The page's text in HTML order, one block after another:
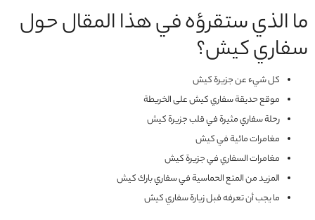
ما الذي ستقرؤه في هذا المقال حول
سفاري كيش؟
كل شيء عن جزيرة كيش
موقع حديقة سفاري كيش على الخريطة
رحلة سفاري مثيرة في قلب جزيرة كيش
مغامرات مائية في كيش
مغامرات السفاري في جزيرة كيش
المزيد من المتع الحماسية في سفاري بارك كيش
ما يجب أن تعرفه قبل زيارة سفاري كيش